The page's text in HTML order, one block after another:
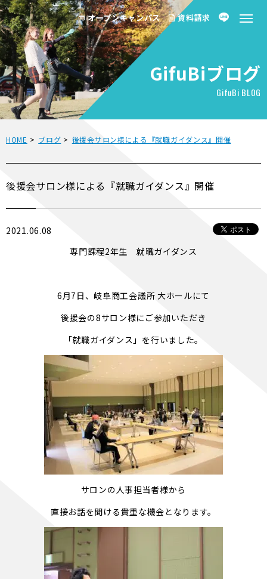
オープンキャンパス 資料請求
GifuBiブログ
GifuBi BLOG
HOME > ブログ > 後援会サロン様による『就職ガイダンス』開催
後援会サロン様による『就職ガイダンス』開催
2021.06.08
専門課程2年生 就職ガイダンス
6月7日、岐阜商工会議所 大ホールにて
後援会の8サロン様にご参加いただき
「就職ガイダンス」を行いました。
サロンの人事担当者様から
直接お話を聞ける貴重な機会となります。